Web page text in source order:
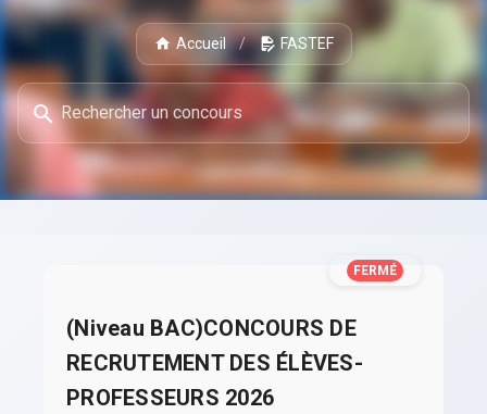
Accueil / FASTEF
Rechercher un concours
FERMÉ
(Niveau BAC)CONCOURS DE
RECRUTEMENT DES ÉLÈVES-
PROFESSEURS 2026